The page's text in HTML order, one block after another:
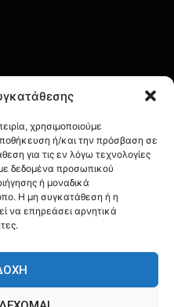
χρησιμοποιούμε
ή/και την πρόσβαση σε
για τις εν λόγω τεχνολογίες
δεδομένα προσωπικού
ή μοναδικά
Η μη συγκατάθεση ή η
να επηρεάσει αρνητικά
YOUTUBE